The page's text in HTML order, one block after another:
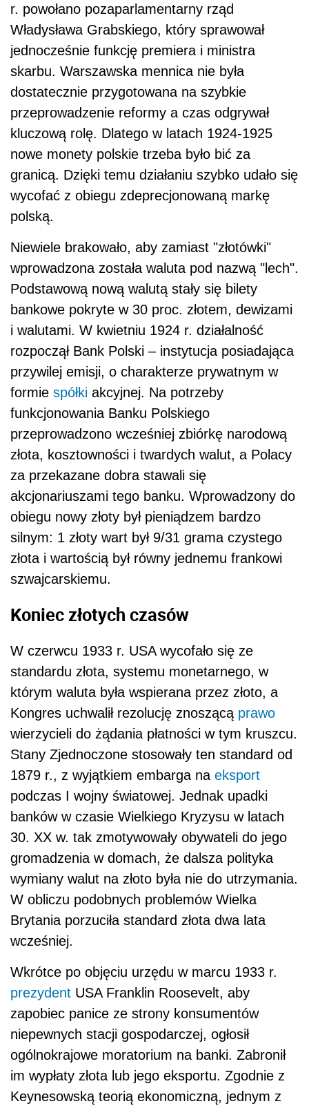
r. powołano pozaparlamentarny rząd
Władysława Grabskiego, który sprawował
jednocześnie funkcję premiera i ministra
skarbu. Warszawska mennica nie była
dostatecznie przygotowana na szybkie
przeprowadzenie reformy a czas odgrywał
kluczową rolę. Dlatego w latach 1924-1925
nowe monety polskie trzeba było bić za
granicą. Dzięki temu działaniu szybko udało się
wycofać z obiegu zdeprecjonowaną markę
polską.
Niewiele brakowało, aby zamiast "złotówki"
wprowadzona została waluta pod nazwą "lech".
Podstawową nową walutą stały się bilety
bankowe pokryte w 30 proc. złotem, dewizami
i walutami. W kwietniu 1924 r. działalność
rozpoczął Bank Polski – instytucja posiadająca
przywilej emisji, o charakterze prywatnym w
formie spółki akcyjnej. Na potrzeby
funkcjonowania Banku Polskiego
przeprowadzono wcześniej zbiórkę narodową
złota, kosztowności i twardych walut, a Polacy
za przekazane dobra stawali się
akcjonariuszami tego banku. Wprowadzony do
obiegu nowy złoty był pieniądzem bardzo
silnym: 1 złoty wart był 9/31 grama czystego
złota i wartością był równy jednemu frankowi
szwajcarskiemu.
Koniec złotych czasów
W czerwcu 1933 r. USA wycofało się ze
standardu złota, systemu monetarnego, w
którym waluta była wspierana przez złoto, a
Kongres uchwalił rezolucję znoszącą prawo
wierzycieli do żądania płatności w tym kruszcu.
Stany Zjednoczone stosowały ten standard od
1879 r., z wyjątkiem embarga na eksport
podczas I wojny światowej. Jednak upadki
banków w czasie Wielkiego Kryzysu w latach
30. XX w. tak zmotywowały obywateli do jego
gromadzenia w domach, że dalsza ​polityka
wymiany walut na złoto była nie do utrzymania.
W obliczu podobnych problemów Wielka
Brytania porzuciła standard złota dwa lata
wcześniej.
Wkrótce po objęciu urzędu w marcu 1933 r.
prezydent USA Franklin Roosevelt, aby
zapobiec panice ze strony konsumentów
niepewnych stacji gospodarczej, ogłosił
ogólnokrajowe moratorium na banki. Zabronił
im wypłaty złota lub jego eksportu. Zgodnie z
Keynesowską teorią ekonomiczną, jednym z